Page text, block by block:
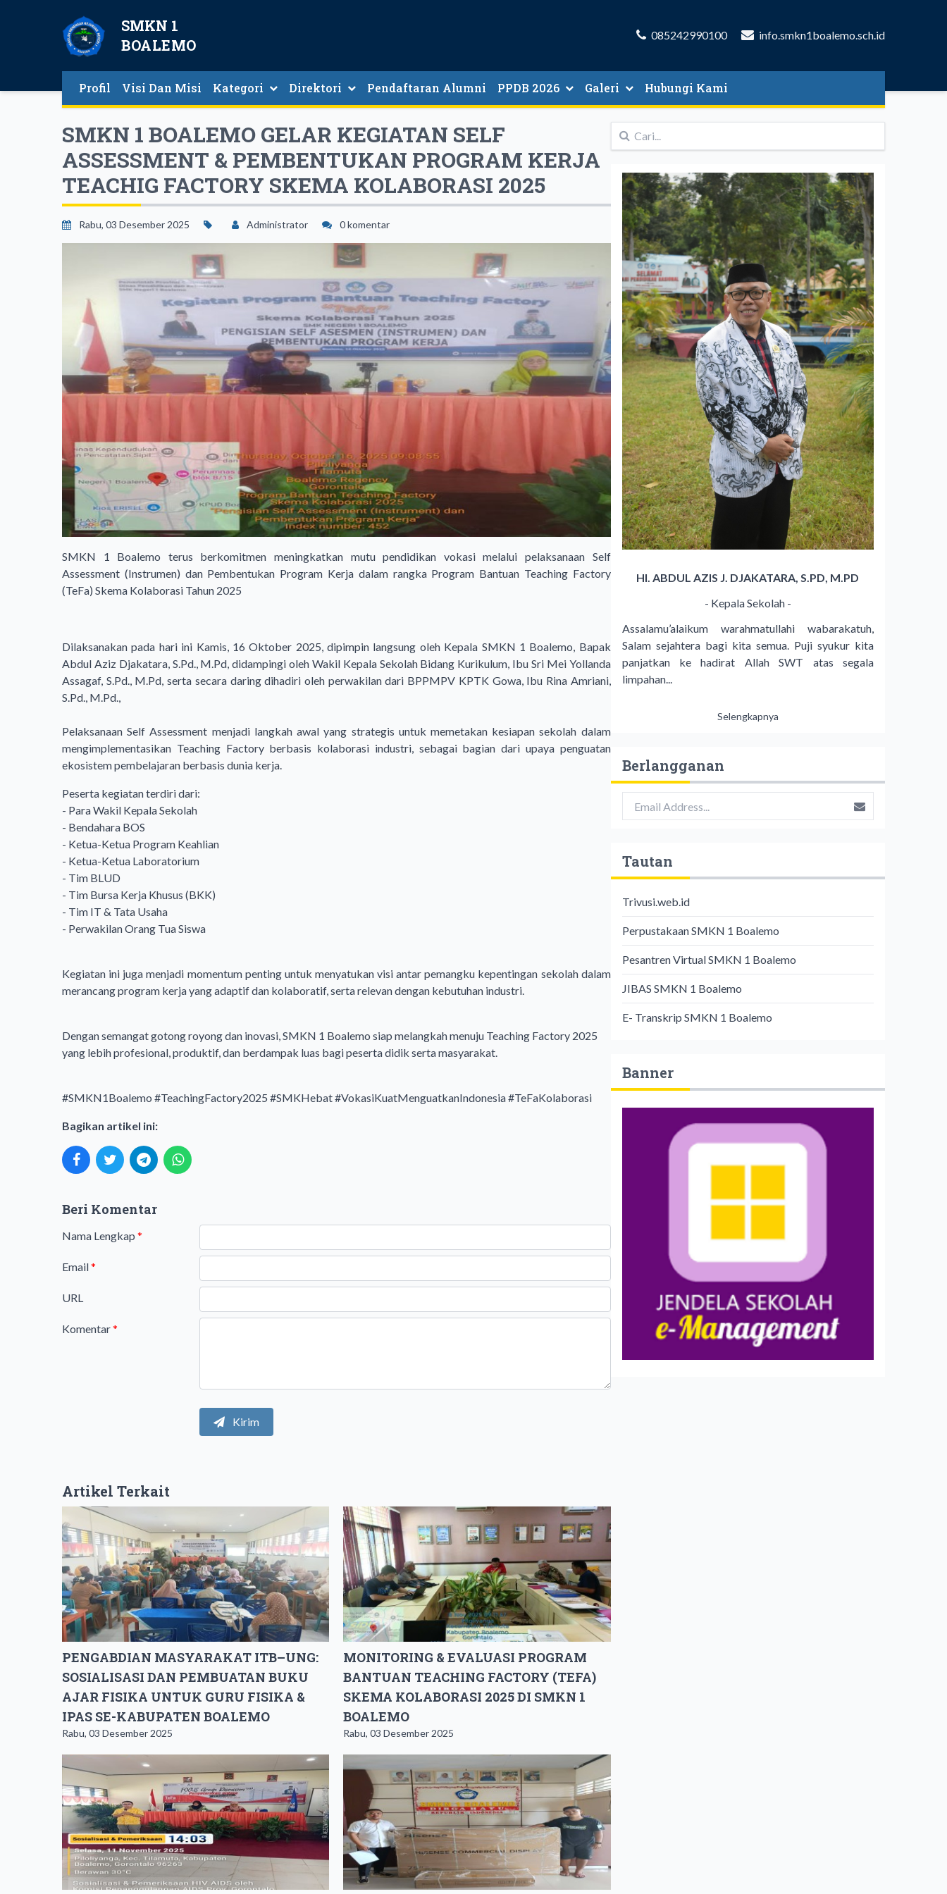
SMKN 1
BOALEMO
085242990100 info.smkn1boalemo.sch.id
Profil Visi Dan Misi Kategori Direktori Pendaftaran Alumni PPDB 2026 Galeri Hubungi Kami
SMKN 1 BOALEMO GELAR KEGIATAN SELF
ASSESSMENT & PEMBENTUKAN PROGRAM KERJA
TEACHIG FACTORY SKEMA KOLABORASI 2025
Rabu, 03 Desember 2025 Administrator 0 komentar
SMKN 1 Boalemo terus berkomitmen meningkatkan mutu pendidikan vokasi melalui pelaksanaan Self
Assessment (Instrumen) dan Pembentukan Program Kerja dalam rangka Program Bantuan Teaching Factory
(TeFa) Skema Kolaborasi Tahun 2025
Dilaksanakan pada hari ini Kamis, 16 Oktober 2025, dipimpin langsung oleh Kepala SMKN 1 Boalemo, Bapak
Abdul Aziz Djakatara, S.Pd., M.Pd, didampingi oleh Wakil Kepala Sekolah Bidang Kurikulum, Ibu Sri Mei Yollanda
Assagaf, S.Pd., M.Pd, serta secara daring dihadiri oleh perwakilan dari BPPMPV KPTK Gowa, Ibu Rina Amriani,
S.Pd., M.Pd.,
Pelaksanaan Self Assessment menjadi langkah awal yang strategis untuk memetakan kesiapan sekolah dalam
mengimplementasikan Teaching Factory berbasis kolaborasi industri, sebagai bagian dari upaya penguatan
ekosistem pembelajaran berbasis dunia kerja.
Peserta kegiatan terdiri dari:
- Para Wakil Kepala Sekolah
- Bendahara BOS
- Ketua-Ketua Program Keahlian
- Ketua-Ketua Laboratorium
- Tim BLUD
- Tim Bursa Kerja Khusus (BKK)
- Tim IT & Tata Usaha
- Perwakilan Orang Tua Siswa
Kegiatan ini juga menjadi momentum penting untuk menyatukan visi antar pemangku kepentingan sekolah dalam
merancang program kerja yang adaptif dan kolaboratif, serta relevan dengan kebutuhan industri.
Dengan semangat gotong royong dan inovasi, SMKN 1 Boalemo siap melangkah menuju Teaching Factory 2025
yang lebih profesional, produktif, dan berdampak luas bagi peserta didik serta masyarakat.
#SMKN1Boalemo #TeachingFactory2025 #SMKHebat#VokasiKuatMenguatkanIndonesia#TeFaKolaborasi
Bagikan artikel ini:
Beri Komentar
Nama Lengkap *
Email*
URL
Komentar*
Kirim
Artikel Terkait
PENGABDIAN MASYARAKAT ITB–UNG:
SOSIALISASI DAN PEMBUATAN BUKU
AJAR FISIKA UNTUK GURU FISIKA &
IPAS SE-KABUPATEN BOALEMO
Rabu, 03 Desember 2025
MONITORING & EVALUASI PROGRAM
BANTUAN TEACHING FACTORY (TEFA)
SKEMA KOLABORASI 2025 DI SMKN 1
BOALEMO
Rabu, 03 Desember 2025
HI. ABDUL AZIS J. DJAKATARA, S.PD, M.PD
- Kepala Sekolah -
Assalamu’alaikum warahmatullahi wabarakatuh,
Salam sejahtera bagi kita semua. Puji syukur kita
panjatkan ke hadirat Allah SWT atas segala
limpahan...
Selengkapnya
Berlangganan
Tautan
Trivusi.web.id
Perpustakaan SMKN 1 Boalemo
Pesantren Virtual SMKN 1 Boalemo
JIBAS SMKN 1 Boalemo
E- Transkrip SMKN 1 Boalemo
Banner